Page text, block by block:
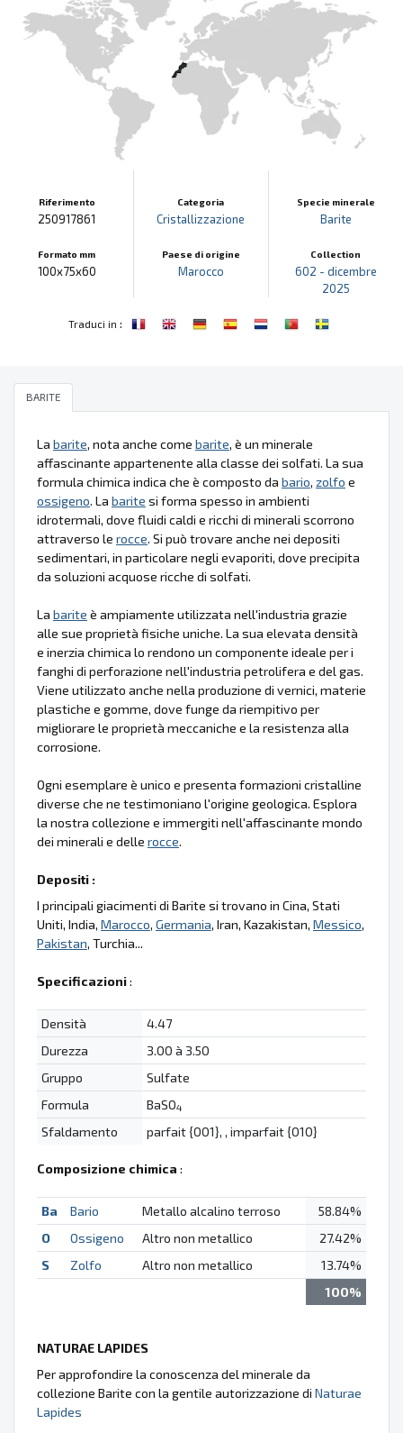
Riferimento
250917861
Formato mm
100x75x60
Categoria
Cristallizzazione
Paese di origine
Marocco
Specie minerale
Barite
Collection
602 - dicembre
2025
Traduci in :
BARITE
La barite, nota anche come barite, è un minerale
affascinante appartenente alla classe dei solfati. La sua
formula chimica indica che è composto da bario, zolfo e
ossigeno. La barite si forma spesso in ambienti
idrotermali, dove fluidi caldi e ricchi di minerali scorrono
attraverso le rocce. Si può trovare anche nei depositi
sedimentari, in particolare negli evaporiti, dove precipita
da soluzioni acquose ricche di solfati.
La barite è ampiamente utilizzata nell'industria grazie
alle sue proprietà fisiche uniche. La sua elevata densità
e inerzia chimica lo rendono un componente ideale per i
fanghi di perforazione nell'industria petrolifera e del gas.
Viene utilizzato anche nella produzione di vernici, materie
plastiche e gomme, dove funge da riempitivo per
migliorare le proprietà meccaniche e la resistenza alla
corrosione.
Ogni esemplare è unico e presenta formazioni cristalline
diverse che ne testimoniano l'origine geologica. Esplora
la nostra collezione e immergiti nell'affascinante mondo
dei minerali e delle rocce.
Depositi :
I principali giacimenti di Barite si trovano in Cina, Stati
Uniti, India, Marocco, Germania, Iran, Kazakistan, Messico,
Pakistan, Turchia...
Specificazioni:
Densità
4.47
Durezza
3.00 à 3.50
Gruppo
Sulfate
Formula
BaSO4
Sfaldamento parfait {001}, , imparfait {010}
Composizione chimica :
Ba Bario Metallo alcalino terroso
58.84%
O
Ossigeno Altro non metallico
27.42%
S
Zolfo Altro non metallico
13.74%
100%
NATURAE LAPIDES
Per approfondire la conoscenza del minerale da
collezione Barite con la gentile autorizzazione di Naturae
Lapides